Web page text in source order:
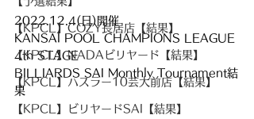
【KPCL】COZY長居店【結果】
【KPCL】NADAビリヤード【結果】
【KPCL】ハスラー10芸大前店【結果】
【KPCL】ビリヤードSAI【結果】
2022.12.4(日)開催
KANSAI POOL CHAMPIONS LEAGUE
4th STAGE
BILLIARDS SAI Monthly Tournament結
果